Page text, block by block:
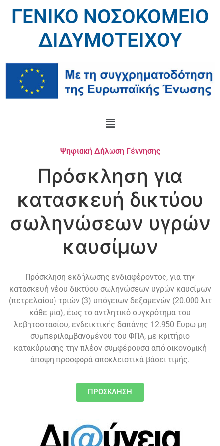
ΓΕΝΙΚΟ ΝΟΣΟΚΟΜΕΙΟ
ΔΙΔΥΜΟΤΕΙΧΟΥ
Ψηφιακή Δήλωση Γέννησης
Πρόσκληση για
κατασκευή δικτύου
σωληνώσεων υγρών
καυσίμων
Πρόσκληση εκδήλωσης ενδιαφέροντος, για την
κατασκευή νέου δικτύου σωληνώσεων υγρών καυσίμων
(πετρελαίου) τριών (3) υπόγειων δεξαμενών (20.000 λιτ
κάθε μία), έως το αντλητικό συγκρότημα του
λεβητοστασίου, ενδεικτικής δαπάνης 12.950 Ευρώ μη
συμπεριλαμβανομένου του ΦΠΑ, με κριτήριο
κατακύρωσης την πλέον συμφέρουσα από οικονομική
άποψη προσφορά αποκλειστικά βάσει τιμής.
ΠΡΟΣΚΛΗΣΗ